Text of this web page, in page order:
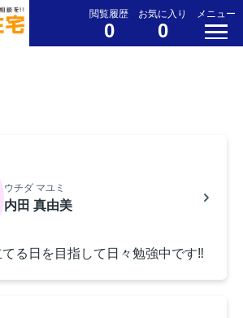
閲覧履歴
0
お気に入り
0
メニュー
ウチダ マユミ
内田 真由美
る日を目指して日々勉強中です‼